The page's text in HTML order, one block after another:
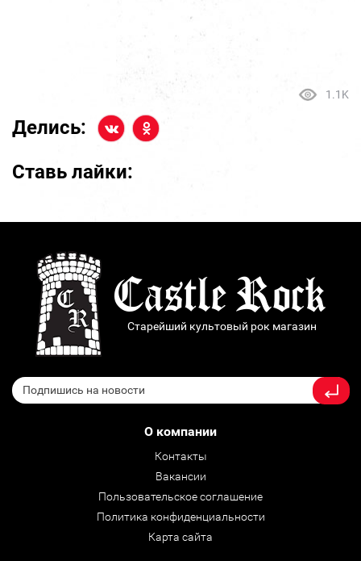
1.1K
Делись:
Ставь лайки:
Старейший культовый рок магазин
О компании
Контакты
Вакансии
Пользовательское соглашение
Политика конфиденциальности
Карта сайта